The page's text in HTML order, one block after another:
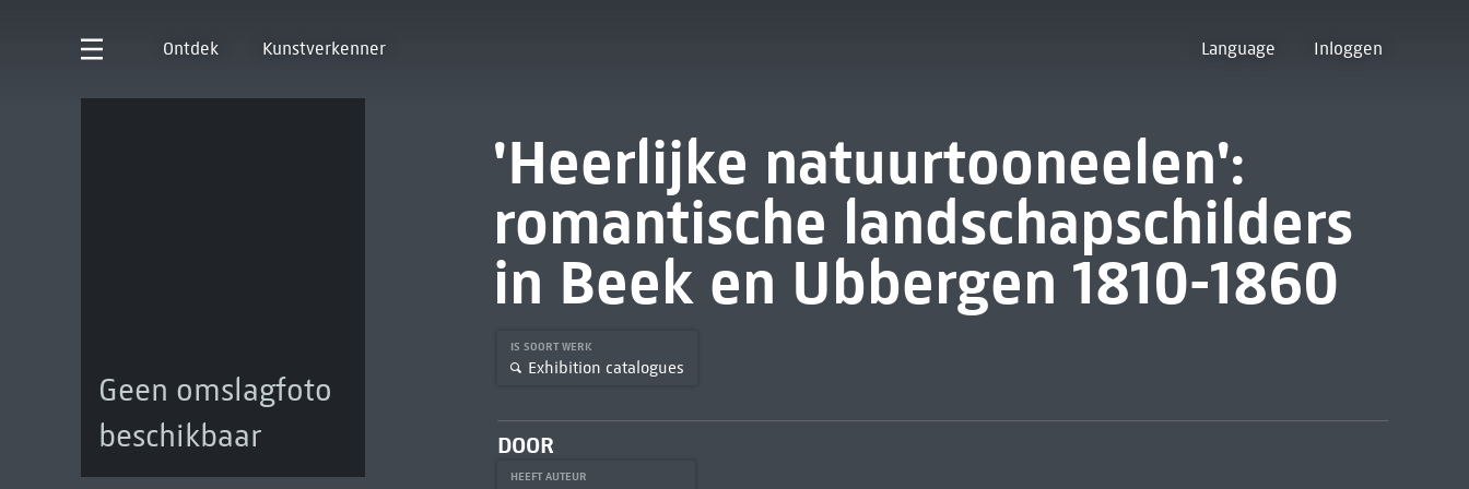
Ontdek Kunstverkenner Language Inloggen
Geen omslagfoto
beschikbaar
'Heerlijke natuurtooneelen':
romantische landschapschilders
in Beek en Ubbergen 1810-1860
IS SOORT WERK
Exhibition catalogues
DOOR
HEEFT AUTEUR